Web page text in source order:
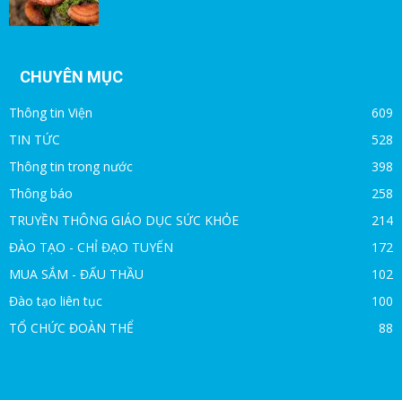
CHUYÊN MỤC
Thông tin Viện
609
TIN TỨC
528
Thông tin trong nước
398
Thông báo
258
TRUYỀN THÔNG GIÁO DỤC SỨC KHỎE
214
ĐÀO TẠO - CHỈ ĐẠO TUYẾN
172
MUA SẮM - ĐẤU THẦU
102
Đào tạo liên tục
100
TỔ CHỨC ĐOÀN THỂ
88